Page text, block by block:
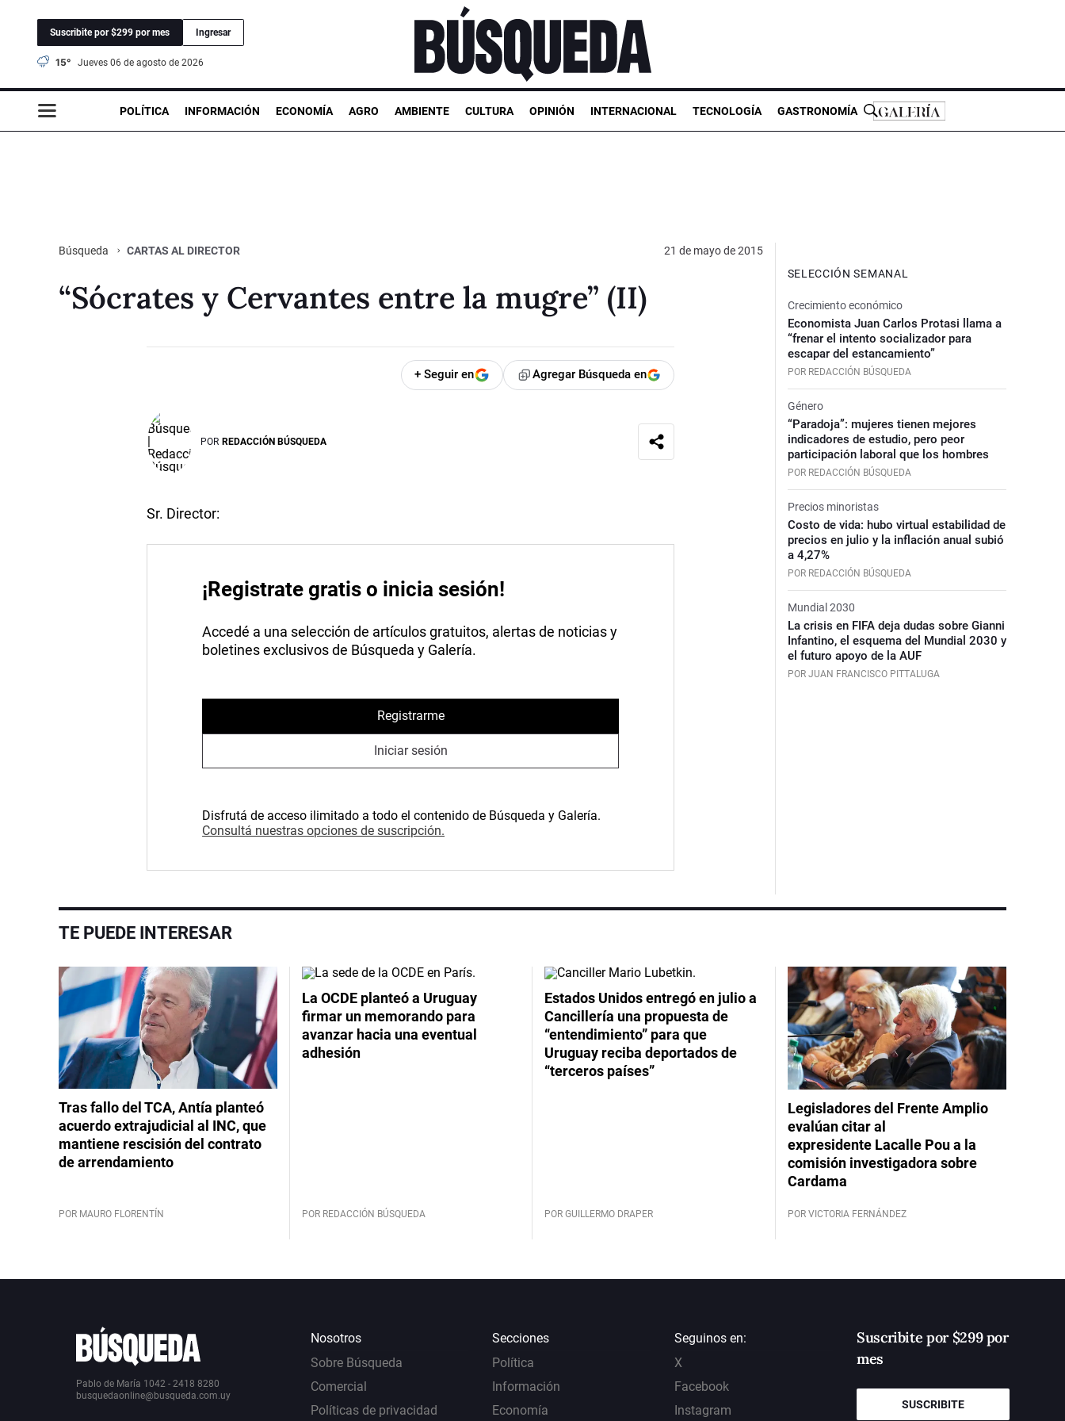
Suscribite por $299 por mes Ingresar
15° jueves 06 de agosto de 2026
POLÍTICA INFORMACIÓN ECONOMÍA AGRO AMBIENTE CULTURA OPINIÓN INTERNACIONAL TECNOLOGÍA GASTRONOMÍA
Búsqueda CARTAS AL DIRECTOR 21 de mayo de 2015
“Sócrates y Cervantes entre la mugre” (II)
+ Seguir en Agregar Búsqueda en
POR REDACCIÓN BÚSQUEDA
Sr. Director:
¡Registrate gratis o inicia sesión!
Accedé a una selección de artículos gratuitos, alertas de noticias y
boletines exclusivos de Búsqueda y Galería.
Registrarme
Iniciar sesión
Disfrutá de acceso ilimitado a todo el contenido de Búsqueda y Galería.
Consultá nuestras opciones de suscripción.
SELECCIÓN SEMANAL
Crecimiento económico
Economista Juan Carlos Protasi llama a
“frenar el intento socializador para
escapar del estancamiento”
POR REDACCIÓN BÚSQUEDA
Género
“Paradoja”: mujeres tienen mejores
indicadores de estudio, pero peor
participación laboral que los hombres
POR REDACCIÓN BÚSQUEDA
Precios minoristas
Costo de vida: hubo virtual estabilidad de
precios en julio y la inflación anual subió
a 4,27%
POR REDACCIÓN BÚSQUEDA
Mundial 2030
La crisis en FIFA deja dudas sobre Gianni
Infantino, el esquema del Mundial 2030 y
el futuro apoyo de la AUF
POR JUAN FRANCISCO PITTALUGA
TE PUEDE INTERESAR
Tras fallo del TCA, Antía planteó
acuerdo extrajudicial al INC, que
mantiene rescisión del contrato
de arrendamiento
POR MAURO FLORENTÍN
La OCDE planteó a Uruguay
firmar un memorando para
avanzar hacia una eventual
adhesión
POR REDACCIÓN BÚSQUEDA
Estados Unidos entregó en julio a
Cancillería una propuesta de
“entendimiento” para que
Uruguay reciba deportados de
“terceros países”
POR GUILLERMO DRAPER
Legisladores del Frente Amplio
evalúan citar al
expresidente Lacalle Pou a la
comisión investigadora sobre
Cardama
POR VICTORIA FERNÁNDEZ
Pablo de María 1042 - 2418 8280
busquedaonline@busqueda.com.uy
Nosotros
Sobre Búsqueda
Comercial
Políticas de privacidad
Secciones
Política
Información
Economía
Seguinos en:
X
Facebook
Instagram
Suscribite por $299 por
mes
SUSCRIBITE